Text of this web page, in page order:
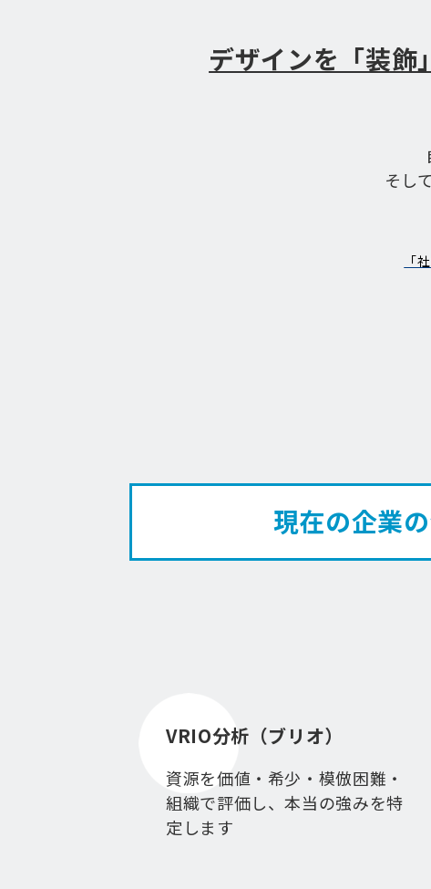
デザインを「装飾
そし
「
現在の企業
VRIO分析（ブリオ）
資源を価値・希少・模倣困難・
組織で評価し、本当の強みを特
定します